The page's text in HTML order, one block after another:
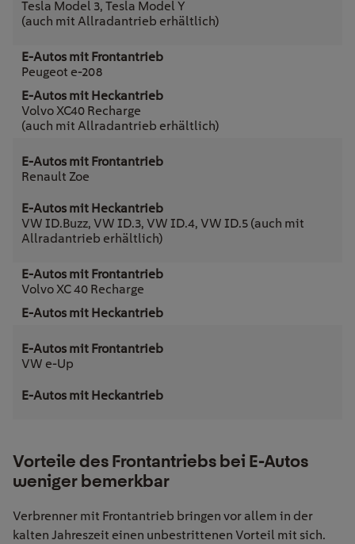
Tesla Model 3, Tesla Model Y
(auch mit Allradantrieb erhältlich)
Peugeot e-208
Volvo XC40 Recharge
(auch mit Allradantrieb erhältlich)
Renault Zoe
VW ID.Buzz, VW ID.3, VW ID.4, VW ID.5 (auch mit
Allradantrieb erhältlich)
Volvo XC 40 Recharge
VW e-Up
Vorteile des Frontantriebs bei E-Autos
weniger bemerkbar
Verbrenner mit Frontantrieb bringen vor allem in der
kalten Jahreszeit einen unbestrittenen Vorteil mit sich.